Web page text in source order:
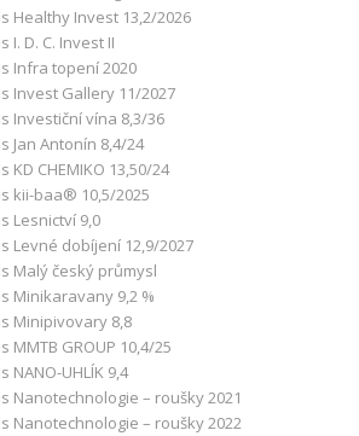
Healthy Invest 13,2/2026
I. D. C. Invest II
Infra topení 2020
Invest Gallery 11/2027
Investiční vína 8,3/36
Jan Antonín 8,4/24
KD CHEMIKO 13,50/24
kii-baa® 10,5/2025
Lesnictví 9,0
Levné dobíjení 12,9/2027
Malý český průmysl
Minikaravany 9,2 %
Minipivovary 8,8
MMTB GROUP 10,4/25
NANO-UHLÍK 9,4
Nanotechnologie – roušky 2021
Nanotechnologie – roušky 2022